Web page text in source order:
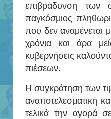
επιβράδυνση των
παγκόσμιος
που δεν αναμένεται
χρόνια και άρα
κυβερνήσεις
πιέσεων.
Η συγκράτηση των
αναποτελεσματική
τελικά την αγορά